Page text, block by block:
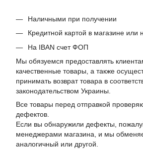
Наличными при получении
Кредитной картой в магазине или
На IBAN счет ФОП
Мы обязуемся предоставлять
качественные товары, а также
принимать возврат товара в
законодательством Украины.
Все товары перед отправкой
дефектов.
Если вы обнаружили дефекты,
менеджерами магазина, и мы
аналогичный или другой.